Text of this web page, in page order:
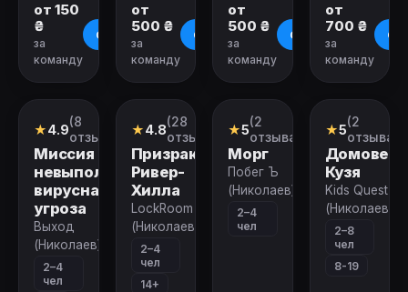
от 150
₴
за
команду
О квесте
от
500 ₴
за
команду
О квесте
от
500 ₴
за
команду
О квесте
от
700 ₴
за
команду
О
Квест
★4.9(8
отзывов)
Миссия
невыполнима:
вирусная
угроза
Выход
(Николаев)
2–4
чел
Квест
★4.8(28
отзывов)
Призраки
Ривер-
Хилла
LockRoom
(Николаев)
2–4
чел
14+
Квест
★5(2
отзыва)
Морг
Побег Ъ
(Николаев)
2–4
чел
Квест
★5(2
отзыва)
Кузя
Kids Quest
(Николаев)
2–8
чел
8-19